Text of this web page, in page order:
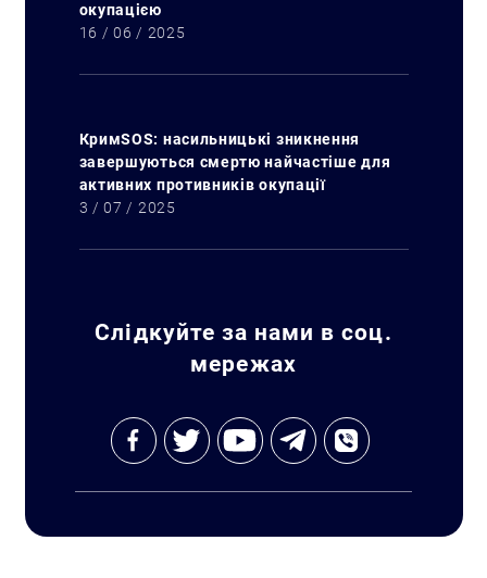
окупацією
16 / 06 / 2025
КримSOS: насильницькі зникнення
завершуються смертю найчастіше для
активних противників окупації
3 / 07 / 2025
Слідкуйте за нами в соц.
мережах